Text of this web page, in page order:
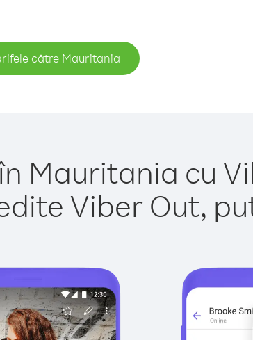
către Mauritania
Mauritania cu
Viber Out,